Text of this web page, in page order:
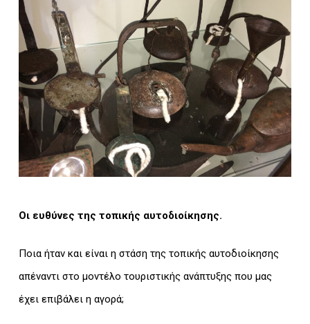
Οι ευθύνες της τοπικής αυτοδιοίκησης.
Ποια ήταν και είναι η στάση της τοπικής αυτοδιοίκησης
απέναντι στο μοντέλο τουριστικής ανάπτυξης που μας
έχει επιβάλει η αγορά;